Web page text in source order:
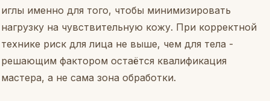
иглы именно для того, чтобы минимизировать
нагрузку на чувствительную кожу. При корректной
технике риск для лица не выше, чем для тела -
решающим фактором остаётся квалификация
мастера, а не сама зона обработки.